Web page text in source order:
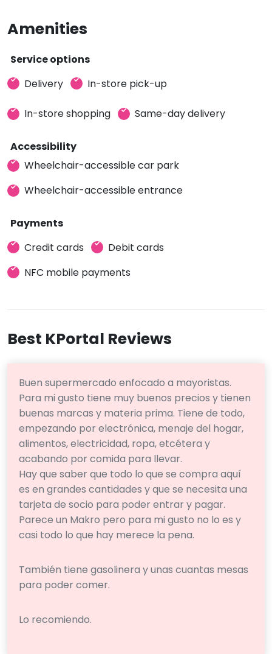
Amenities
Service options
Delivery
In-store pick-up
In-store shopping Same-day delivery
Accessibility
Wheelchair-accessible car park
Wheelchair-accessible entrance
Payments
Credit cards
Debit cards
NFC mobile payments
Best KPortal Reviews
Buen supermercado enfocado a mayoristas.
Para mi gusto tiene muy buenos precios y tienen
buenas marcas y materia prima. Tiene de todo,
empezando por electrónica, menaje del hogar,
alimentos, electricidad, ropa, etcétera y
acabando por comida para llevar.
Hay que saber que todo lo que se compra aquí
es en grandes cantidades y que se necesita una
tarjeta de socio para poder entrar y pagar.
Parece un Makro pero para mi gusto no lo es y
casi todo lo que hay merece la pena.
También tiene gasolinera y unas cuantas mesas
para poder comer.
Lo recomiendo.